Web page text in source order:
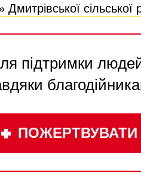
сільської
людей
ПОЖЕРТВУВАТИ